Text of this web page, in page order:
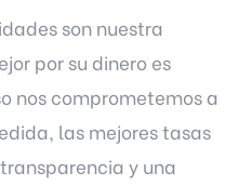
son nuestra
por su dinero es
nos comprometemos a
las mejores tasas
y una